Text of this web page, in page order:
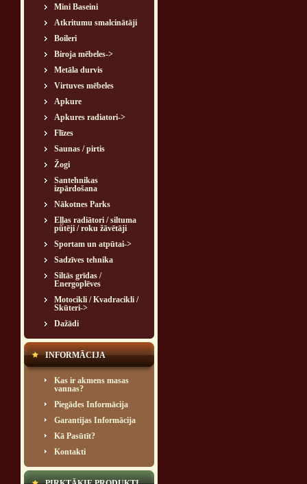
Mini Baseini
Atkritumu smalcinātāji
Boileri
Biroja mēbeles->
Metāla durvis
Virtuves mēbeles
Apkure
Apkures radiatori->
Flīzes
Saunas / pirtis
Žogi
Santehnikas
izpārdošana
Nākotnes Parks
Eļļas radiātori / siltuma
pūtēji / roku žāvētāji
Sportam un atpūtai->
Sadzīves tehnika
Siltās grīdas /
Energoplēves
Motocikli / Kvadracikli /
Skūteri->
Dažādi
INFORMĀCIJA
Kas ir akmens masas
vannas?
Piegādes Informācija
Garantijas Informācija
Kā Pasūtīt?
Kontakti